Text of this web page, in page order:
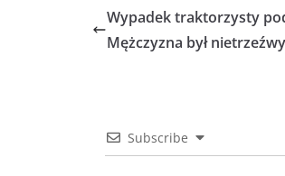
Wypadek traktorzysty
Mężczyzna był nietrzeźwy
Subscribe